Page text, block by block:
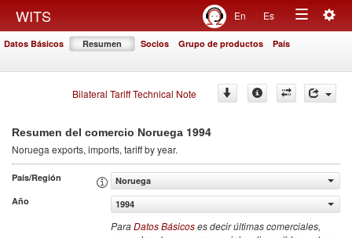
WITS En Es
Toggle
Datos Básicos Resumen Socios Grupo de productos País
Bilateral Tariff Technical Note
Resumen del comercio Noruega 1994
Noruega exports, imports, tariff by year.
País/Región
Noruega
Año
1994
ParaDatos Básicoses decir últimas comerciales,